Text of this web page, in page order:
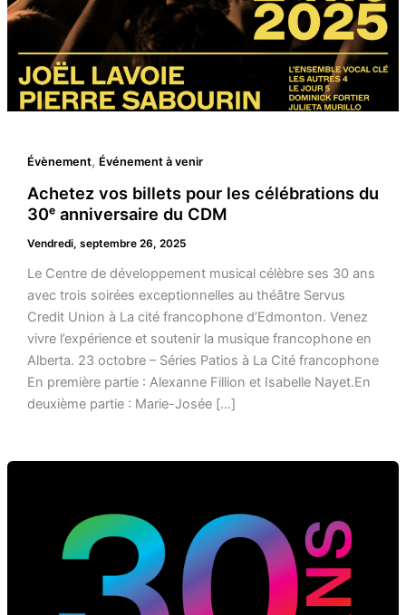
Évènement, Événement à venir
Achetez vos billets pour les célébrations du
30ᵉ anniversaire du CDM
Vendredi, septembre 26, 2025
Le Centre de développement musical célèbre ses 30 ans
avec trois soirées exceptionnelles au théâtre Servus
Credit Union à La cité francophone d’Edmonton. Venez
vivre l’expérience et soutenir la musique francophone en
Alberta. 23 octobre – Séries Patios à La Cité francophone
En première partie : Alexanne Fillion et Isabelle Nayet.En
deuxième partie : Marie-Josée […]